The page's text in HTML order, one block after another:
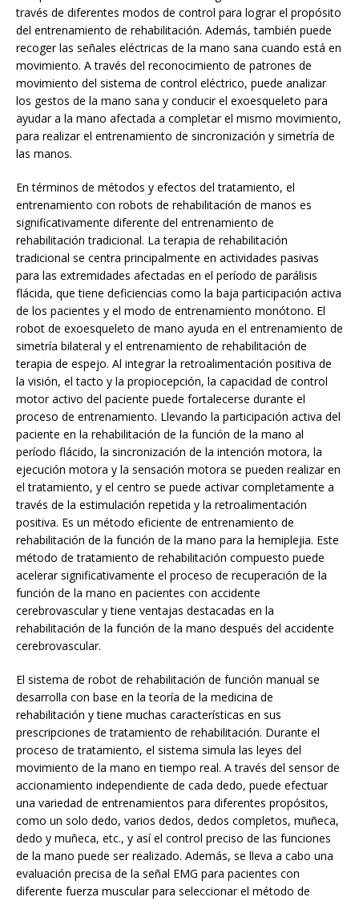
través de diferentes modos de control para lograr el propósito
del entrenamiento de rehabilitación. Además, también puede
recoger las señales eléctricas de la mano sana cuando está en
movimiento. A través del reconocimiento de patrones de
movimiento del sistema de control eléctrico, puede analizar
los gestos de la mano sana y conducir el exoesqueleto para
ayudar a la mano afectada a completar el mismo movimiento,
para realizar el entrenamiento de sincronización y simetría de
las manos.
En términos de métodos y efectos del tratamiento, el
entrenamiento con robots de rehabilitación de manos es
significativamente diferente del entrenamiento de
rehabilitación tradicional. La terapia de rehabilitación
tradicional se centra principalmente en actividades pasivas
para las extremidades afectadas en el período de parálisis
flácida, que tiene deficiencias como la baja participación activa
de los pacientes y el modo de entrenamiento monótono. El
robot de exoesqueleto de mano ayuda en el entrenamiento de
simetría bilateral y el entrenamiento de rehabilitación de
terapia de espejo. Al integrar la retroalimentación positiva de
la visión, el tacto y la propiocepción, la capacidad de control
motor activo del paciente puede fortalecerse durante el
proceso de entrenamiento. Llevando la participación activa del
paciente en la rehabilitación de la función de la mano al
período flácido, la sincronización de la intención motora, la
ejecución motora y la sensación motora se pueden realizar en
el tratamiento, y el centro se puede activar completamente a
través de la estimulación repetida y la retroalimentación
positiva. Es un método eficiente de entrenamiento de
rehabilitación de la función de la mano para la hemiplejia. Este
método de tratamiento de rehabilitación compuesto puede
acelerar significativamente el proceso de recuperación de la
función de la mano en pacientes con accidente
cerebrovascular y tiene ventajas destacadas en la
rehabilitación de la función de la mano después del accidente
cerebrovascular.
El sistema de robot de rehabilitación de función manual se
desarrolla con base en la teoría de la medicina de
rehabilitación y tiene muchas características en sus
prescripciones de tratamiento de rehabilitación. Durante el
proceso de tratamiento, el sistema simula las leyes del
movimiento de la mano en tiempo real. A través del sensor de
accionamiento independiente de cada dedo, puede efectuar
una variedad de entrenamientos para diferentes propósitos,
como un solo dedo, varios dedos, dedos completos, muñeca,
dedo y muñeca, etc., y así el control preciso de las funciones
de la mano puede ser realizado. Además, se lleva a cabo una
evaluación precisa de la señal EMG para pacientes con
diferente fuerza muscular para seleccionar el método de